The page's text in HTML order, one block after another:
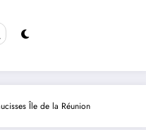
Île de la Réunion